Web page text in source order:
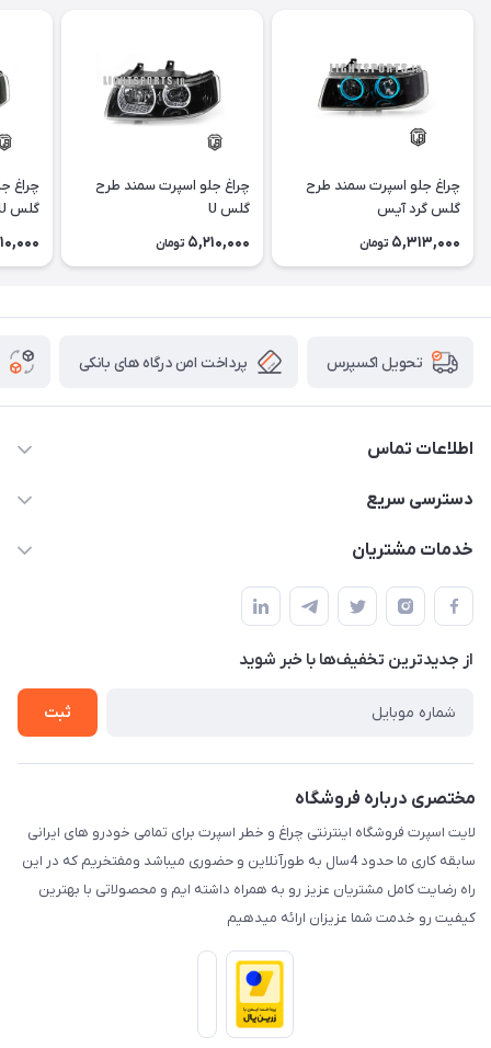
چراغ جلو اسپرت سمند طرح
گلس گرد آیس
5,313,000 تومان
چراغ جلو اسپرت سمند طرح
گلس U
5,210,000 تومان
چراغ
گلس U آیس
تحویل اکسپرس پرداخت امن درگاه های بانکی
اطلاعات تماس
09012926386
دسترسی سریع
حساب کاربری
لیست محصولات
درباره ما
خدمات مشتریان
قوانین و مقررات
حریم خصوصی
راهنما
از جدید‌ترین تخفیف‌ها با‌ خبر شوید
ثبت
مختصری درباره فروشگاه
لایت اسپرت فروشگاه اینترنتی چراغ و خطر اسپرت برای تمامی خودرو های ایرانی
سابقه کاری ما حدود 4سال به طورآنلاین و حضوری میباشد ومفتخریم که در این
راه رضایت کامل مشتریان عزیز رو به همراه داشته ایم و محصولاتی با بهترین
کیفیت رو خدمت شما عزیزان ارائه میدهیم